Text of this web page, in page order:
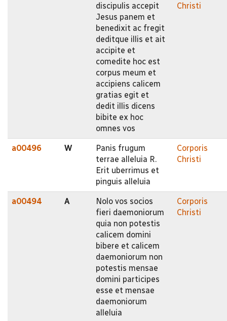
discipulis accepit
Jesus panem et
benedixit ac fregit
deditque illis et ait
accipite et
comedite hoc est
corpus meum et
accipiens calicem
gratias egit et
dedit illis dicens
bibite ex hoc
omnes vos
Christi
a00496 W
Panis frugum
terrae alleluia R.
Erit uberrimus et
pinguis alleluia
Corporis
Christi
a00494 A
Nolo vos socios
fieri daemoniorum
quia non potestis
calicem domini
bibere et calicem
daemoniorum non
potestis mensae
domini participes
esse et mensae
daemoniorum
alleluia
Corporis
Christi